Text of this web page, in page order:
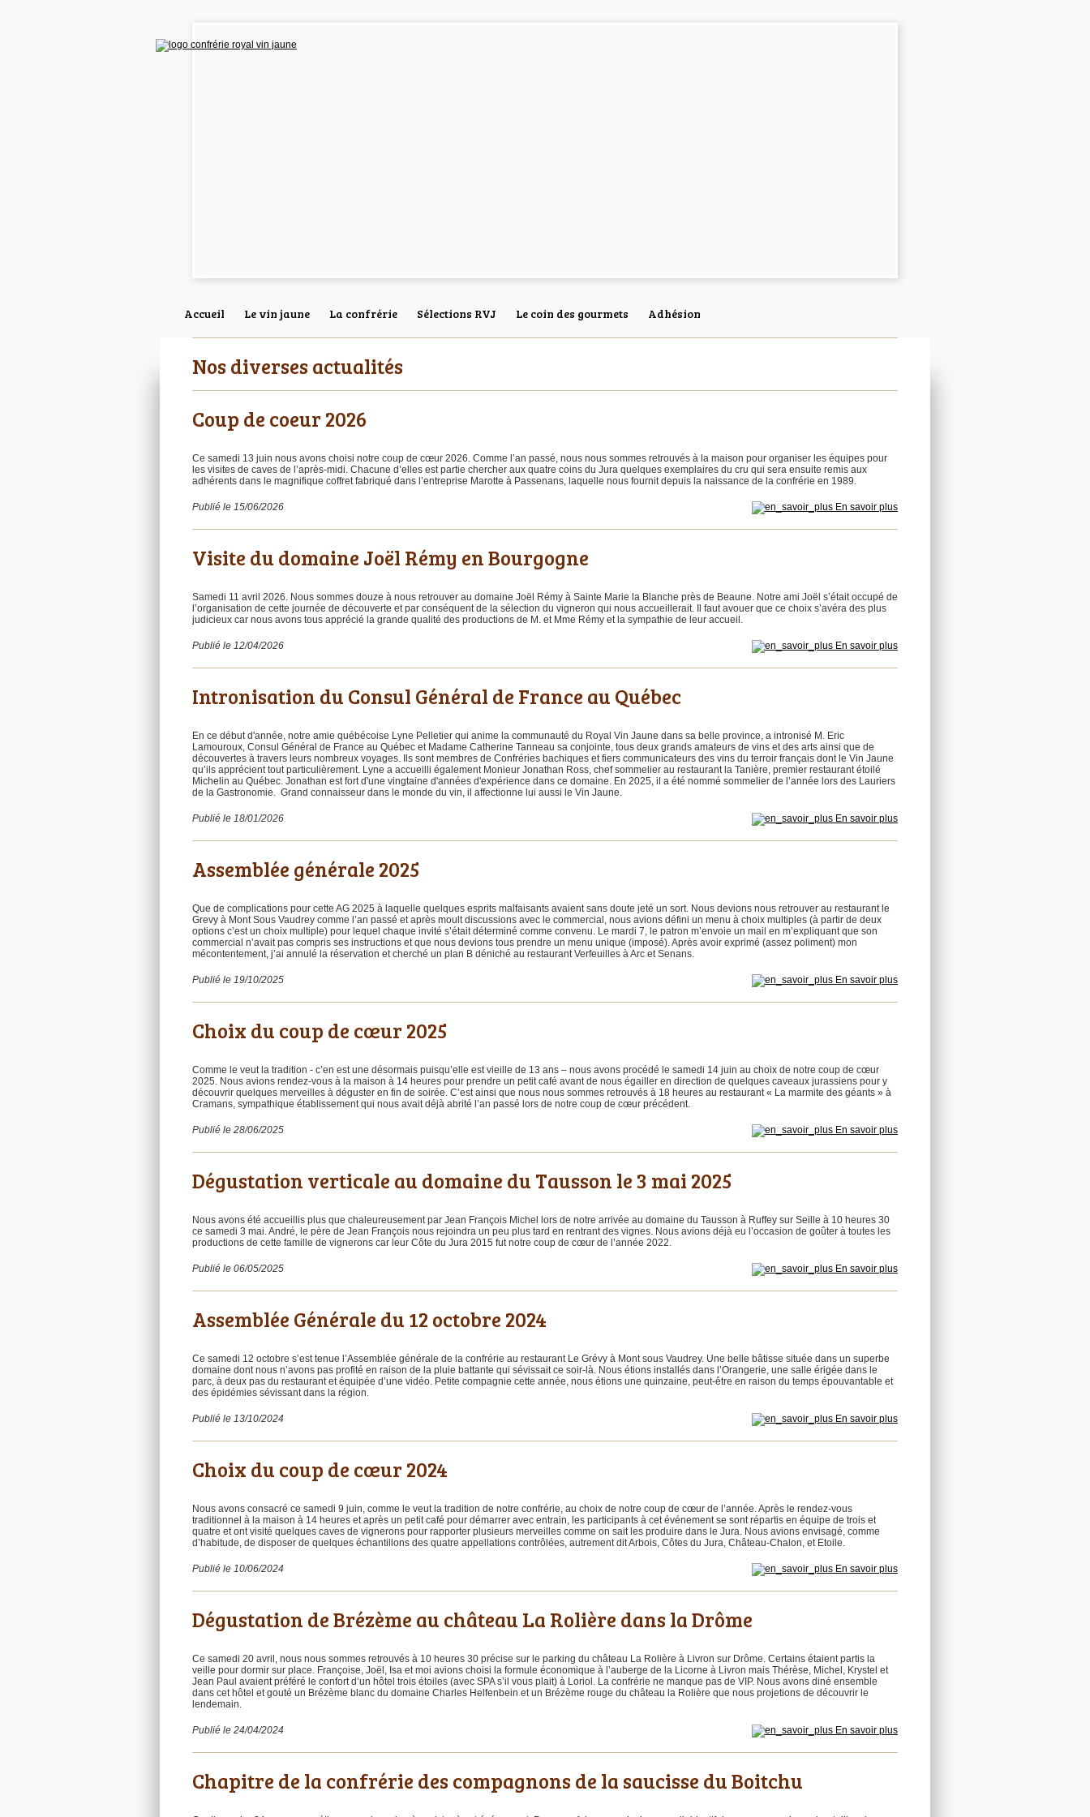
Accueil Le vin jaune La confrérie Sélections RVJ Le coin des gourmets Adhésion
Nos diverses actualités
Coup de coeur 2026
Ce samedi 13 juin nous avons choisi notre coup de cœur 2026. Comme l’an passé, nous nous sommes retrouvés à la maison pour organiser les équipes pour
les visites de caves de l’après-midi. Chacune d’elles est partie chercher aux quatre coins du Jura quelques exemplaires du cru qui sera ensuite remis aux
adhérents dans le magnifique coffret fabriqué dans l’entreprise Marotte à Passenans, laquelle nous fournit depuis la naissance de la confrérie en 1989.
Publié le 15/06/2026 En savoir plus
Visite du domaine Joël Rémy en Bourgogne
Samedi 11 avril 2026. Nous sommes douze à nous retrouver au domaine Joël Rémy à Sainte Marie la Blanche près de Beaune. Notre ami Joël s’était occupé de
l’organisation de cette journée de découverte et par conséquent de la sélection du vigneron qui nous accueillerait. Il faut avouer que ce choix s’avéra des plus
judicieux car nous avons tous apprécié la grande qualité des productions de M. et Mme Rémy et la sympathie de leur accueil.
Publié le 12/04/2026 En savoir plus
Intronisation du Consul Général de France au Québec
En ce début d'année, notre amie québécoise Lyne Pelletier qui anime la communauté du Royal Vin Jaune dans sa belle province, a intronisé M. Eric
Lamouroux, Consul Général de France au Québec et Madame Catherine Tanneau sa conjointe, tous deux grands amateurs de vins et des arts ainsi que de
découvertes à travers leurs nombreux voyages. Ils sont membres de Confréries bachiques et fiers communicateurs des vins du terroir français dont le Vin Jaune
qu’ils apprécient tout particulièrement. Lyne a accueilli également Monieur Jonathan Ross, chef sommelier au restaurant la Tanière, premier restaurant étoilé
Michelin au Québec. Jonathan est fort d'une vingtaine d'années d'expérience dans ce domaine. En 2025, il a été nommé sommelier de l’année lors des Lauriers
de la Gastronomie. Grand connaisseur dans le monde du vin, il affectionne lui aussi le Vin Jaune.
Publié le 18/01/2026 En savoir plus
Assemblée générale 2025
Que de complications pour cette AG 2025 à laquelle quelques esprits malfaisants avaient sans doute jeté un sort. Nous devions nous retrouver au restaurant le
Grevy à Mont Sous Vaudrey comme l’an passé et après moult discussions avec le commercial, nous avions défini un menu à choix multiples (à partir de deux
options c’est un choix multiple) pour lequel chaque invité s’était déterminé comme convenu. Le mardi 7, le patron m’envoie un mail en m’expliquant que son
commercial n’avait pas compris ses instructions et que nous devions tous prendre un menu unique (imposé). Après avoir exprimé (assez poliment) mon
mécontentement, j’ai annulé la réservation et cherché un plan B déniché au restaurant Verfeuilles à Arc et Senans.
Publié le 19/10/2025 En savoir plus
Choix du coup de cœur 2025
Comme le veut la tradition - c’en est une désormais puisqu’elle est vieille de 13 ans – nous avons procédé le samedi 14 juin au choix de notre coup de cœur
2025. Nous avions rendez-vous à la maison à 14 heures pour prendre un petit café avant de nous égailler en direction de quelques caveaux jurassiens pour y
découvrir quelques merveilles à déguster en fin de soirée. C’est ainsi que nous nous sommes retrouvés à 18 heures au restaurant « La marmite des géants » à
Cramans, sympathique établissement qui nous avait déjà abrité l’an passé lors de notre coup de cœur précédent.
Publié le 28/06/2025 En savoir plus
Dégustation verticale au domaine du Tausson le 3 mai 2025
Nous avons été accueillis plus que chaleureusement par Jean François Michel lors de notre arrivée au domaine du Tausson à Ruffey sur Seille à 10 heures 30
ce samedi 3 mai. André, le père de Jean François nous rejoindra un peu plus tard en rentrant des vignes. Nous avions déjà eu l’occasion de goûter à toutes les
productions de cette famille de vignerons car leur Côte du Jura 2015 fut notre coup de cœur de l’année 2022.
Publié le 06/05/2025 En savoir plus
Assemblée Générale du 12 octobre 2024
Ce samedi 12 octobre s’est tenue l’Assemblée générale de la confrérie au restaurant Le Grévy à Mont sous Vaudrey. Une belle bâtisse située dans un superbe
domaine dont nous n’avons pas profité en raison de la pluie battante qui sévissait ce soir-là. Nous étions installés dans l’Orangerie, une salle érigée dans le
parc, à deux pas du restaurant et équipée d’une vidéo. Petite compagnie cette année, nous étions une quinzaine, peut-être en raison du temps épouvantable et
des épidémies sévissant dans la région.
Publié le 13/10/2024 En savoir plus
Choix du coup de cœur 2024
Nous avons consacré ce samedi 9 juin, comme le veut la tradition de notre confrérie, au choix de notre coup de cœur de l’année. Après le rendez-vous
traditionnel à la maison à 14 heures et après un petit café pour démarrer avec entrain, les participants à cet événement se sont répartis en équipe de trois et
quatre et ont visité quelques caves de vignerons pour rapporter plusieurs merveilles comme on sait les produire dans le Jura. Nous avions envisagé, comme
d’habitude, de disposer de quelques échantillons des quatre appellations contrôlées, autrement dit Arbois, Côtes du Jura, Château-Chalon, et Etoile.
Publié le 10/06/2024 En savoir plus
Dégustation de Brézème au château La Rolière dans la Drôme
Ce samedi 20 avril, nous nous sommes retrouvés à 10 heures 30 précise sur le parking du château La Rolière à Livron sur Drôme. Certains étaient partis la
veille pour dormir sur place. Françoise, Joël, Isa et moi avions choisi la formule économique à l’auberge de la Licorne à Livron mais Thérèse, Michel, Krystel et
Jean Paul avaient préféré le confort d’un hôtel trois étoiles (avec SPA s’il vous plait) à Loriol. La confrérie ne manque pas de VIP. Nous avons diné ensemble
dans cet hôtel et gouté un Brézème blanc du domaine Charles Helfenbein et un Brézème rouge du château la Rolière que nous projetions de découvrir le
lendemain.
Publié le 24/04/2024 En savoir plus
Chapitre de la confrérie des compagnons de la saucisse du Boitchu